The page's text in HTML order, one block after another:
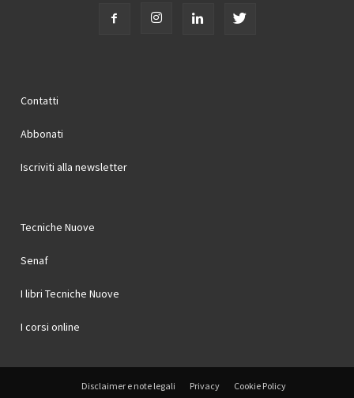
Contatti
Abbonati
Iscriviti alla newsletter
Tecniche Nuove
Senaf
I libri Tecniche Nuove
I corsi online
Disclaimer e note legali Privacy Cookie Policy